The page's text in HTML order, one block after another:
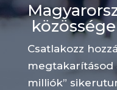
közössége
Csatlakozz
megtakarításod
milliók”